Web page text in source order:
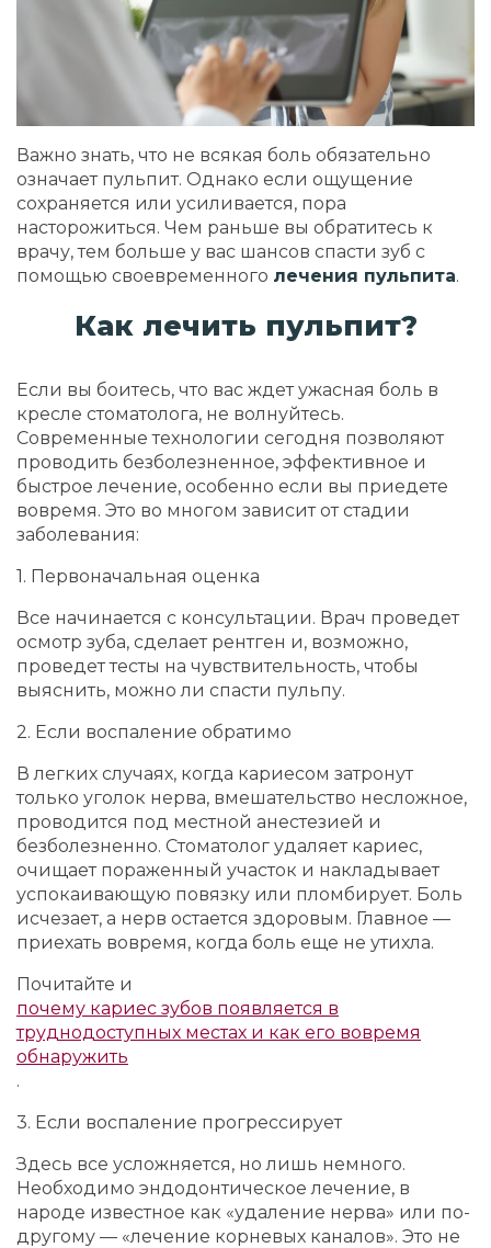
Важно знать, что не всякая боль обязательно
означает пульпит. Однако если ощущение
сохраняется или усиливается, пора
насторожиться. Чем раньше вы обратитесь к
врачу, тем больше у вас шансов спасти зуб с
помощью своевременного лечения пульпита.
Как лечить пульпит?
Если вы боитесь, что вас ждет ужасная боль в
кресле стоматолога, не волнуйтесь.
Современные технологии сегодня позволяют
проводить безболезненное, эффективное и
быстрое лечение, особенно если вы приедете
вовремя. Это во многом зависит от стадии
заболевания:
1. Первоначальная оценка
Все начинается с консультации. Врач проведет
осмотр зуба, сделает рентген и, возможно,
проведет тесты на чувствительность, чтобы
выяснить, можно ли спасти пульпу.
2. Если воспаление обратимо
В легких случаях, когда кариесом затронут
только уголок нерва, вмешательство несложное,
проводится под местной анестезией и
безболезненно. Стоматолог удаляет кариес,
очищает пораженный участок и накладывает
успокаивающую повязку или пломбирует. Боль
исчезает, а нерв остается здоровым. Главное —
приехать вовремя, когда боль еще не утихла.
Почитайте и
почему кариес зубов появляется в
труднодоступных местах и ​​как его вовремя
обнаружить
.
3. Если воспаление прогрессирует
Здесь все усложняется, но лишь немного.
Необходимо эндодонтическое лечение, в
народе известное как «удаление нерва» или по-
другому — «лечение корневых каналов». Это не